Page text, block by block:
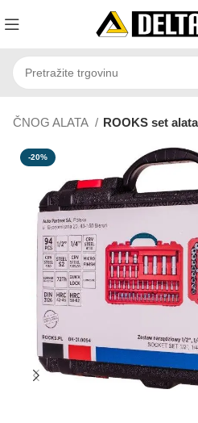
ALATA ROOKS set
-20%